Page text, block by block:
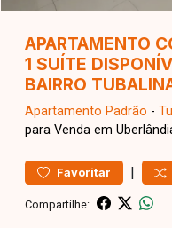
APARTAMENTO
1 SUÍTE
BAIRRO
Apartamento Padrão -
para Venda em
Favoritar |
Compartilhe: